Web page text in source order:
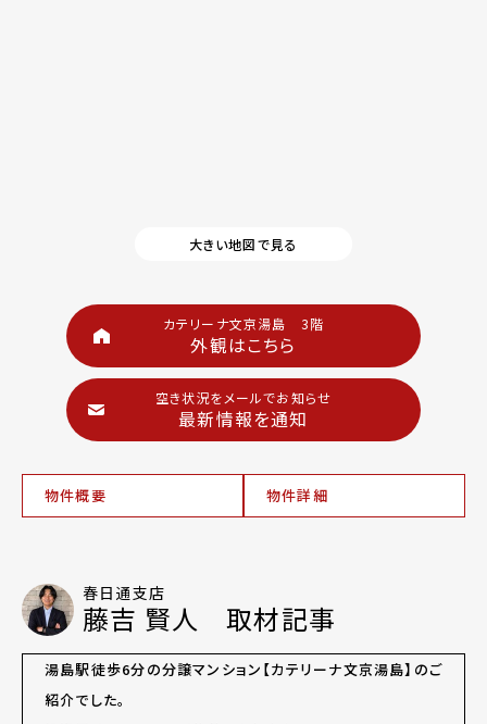
大きい地図で見る
カテリーナ文京湯島 3階
外観はこちら
空き状況をメールでお知らせ
最新情報を通知
物件概要 物件詳細
春日通支店
藤吉 賢人 取材記事
湯島駅徒歩6分の分譲マンション【カテリーナ文京湯島】のご
紹介でした。